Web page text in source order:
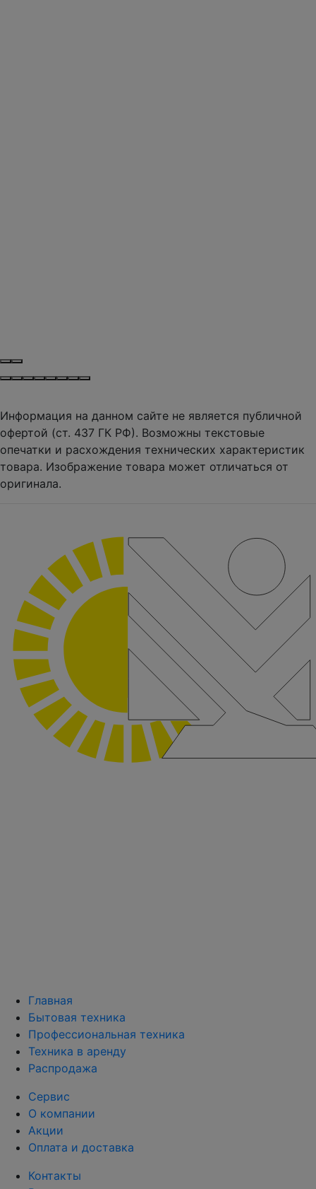
Информация на данном сайте не является публичной
офертой (ст. 437 ГК РФ). Возможны текстовые
опечатки и расхождения технических характеристик
товара. Изображение товара может отличаться от
оригинала.
Главная
Бытовая техника
Профессиональная техника
Техника в аренду
Распродажа
Сервис
О компании
Акции
Оплата и доставка
Контакты